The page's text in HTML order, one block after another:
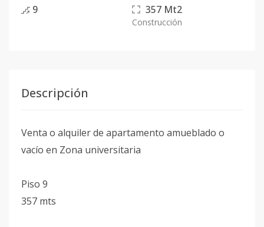
9 357 Mt2
Construcción
Descripción
Venta o alquiler de apartamento amueblado o
vacío en Zona universitaria
Piso 9
357 mts